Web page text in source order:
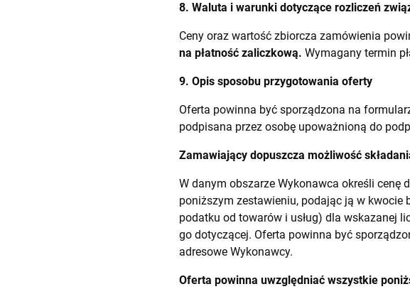
8. Waluta i warunki dotyczące rozliczeń
Ceny oraz wartość zbiorcza zamówienia
na płatność zaliczkową. Wymagany termin
9. Opis sposobu przygotowania oferty
Oferta powinna być sporządzona na
podpisana przez osobę upoważnioną do
Zamawiający dopuszcza możliwość
W danym obszarze Wykonawca określi
poniższym zestawieniu, podając ją w kwocie
podatku od towarów i usług) dla wskazanej
go dotyczącej. Oferta powinna być
adresowe Wykonawcy.
Oferta powinna uwzględniać wszystkie